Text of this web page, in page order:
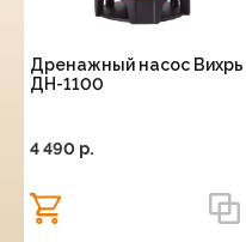
Дренажный насос Вихрь
ДН-1100
4 490 p.